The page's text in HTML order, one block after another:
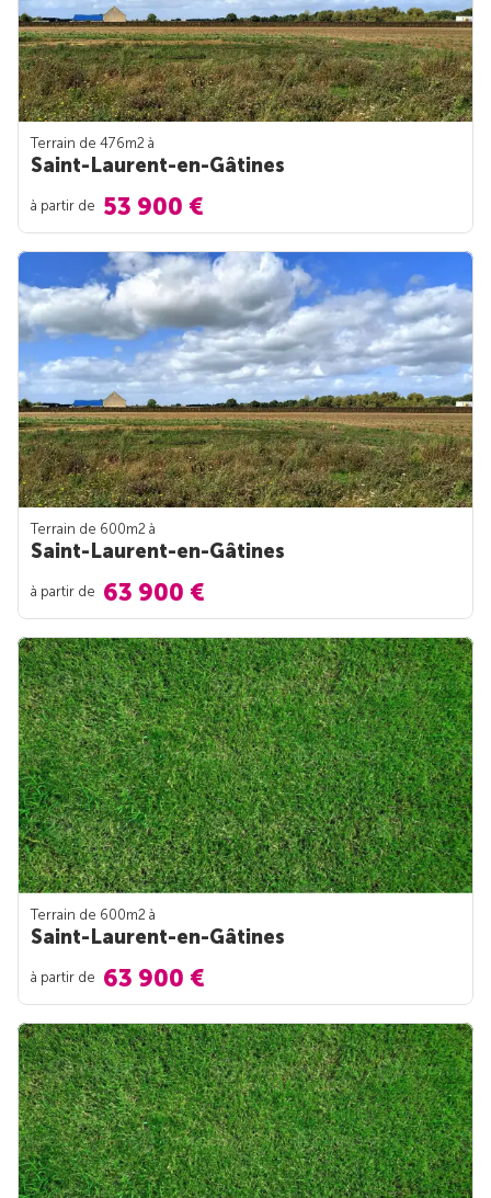
Terrain de 476m2 à
Saint-Laurent-en-Gâtines
à partir de 53 900 €
Terrain de 600m2 à
Saint-Laurent-en-Gâtines
à partir de 63 900 €
Terrain de 600m2 à
Saint-Laurent-en-Gâtines
à partir de 63 900 €